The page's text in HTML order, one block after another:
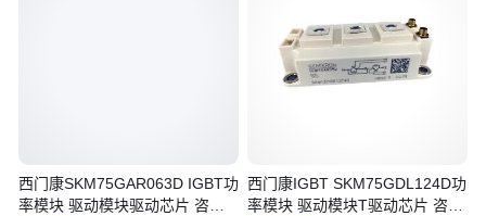
西门康SKM75GAR063D IGBT功
率模块 驱动模块驱动芯片 咨询
西门康IGBT SKM75GDL124D功
率模块 驱动模块T驱动芯片 咨询